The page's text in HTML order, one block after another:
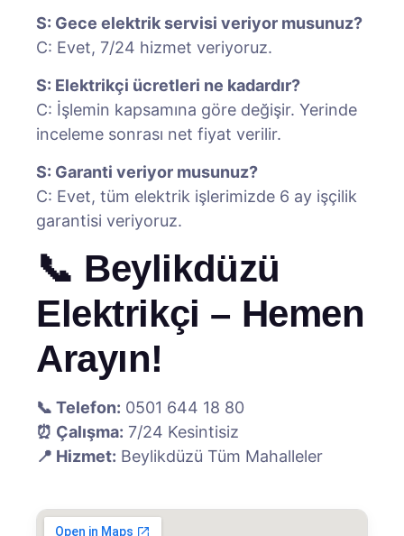
S: Gece elektrik servisi veriyor musunuz?
C: Evet, 7/24 hizmet veriyoruz.
S: Elektrikçi ücretleri ne kadardır?
C: İşlemin kapsamına göre değişir. Yerinde
inceleme sonrası net fiyat verilir.
S: Garanti veriyor musunuz?
C: Evet, tüm elektrik işlerimizde 6 ay işçilik
garantisi veriyoruz.
📞 Beylikdüzü
Elektrikçi – Hemen
Arayın!
📞 Telefon: 0501 644 18 80
⏰ Çalışma: 7/24 Kesintisiz
📍 Hizmet: Beylikdüzü Tüm Mahalleler